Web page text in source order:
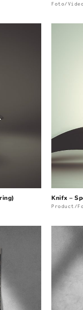
Foto/
Knifx –
Product/